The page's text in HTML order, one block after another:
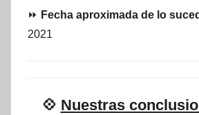
⏩ Fecha aproximada de lo
2021
💠 Nuestras